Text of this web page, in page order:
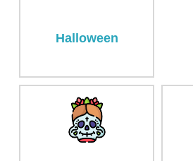
Halloween